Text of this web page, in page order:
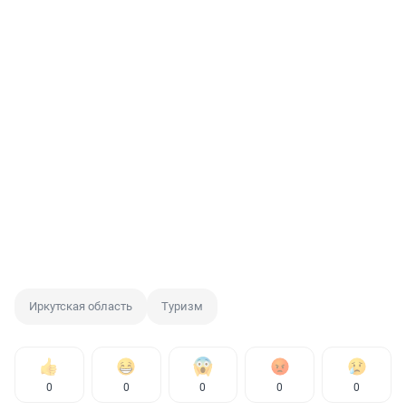
Иркутская область Туризм
0 0 0 0 0